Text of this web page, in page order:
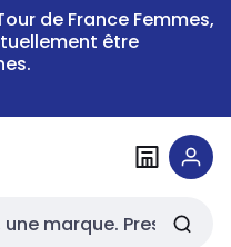
de France Femmes,
être